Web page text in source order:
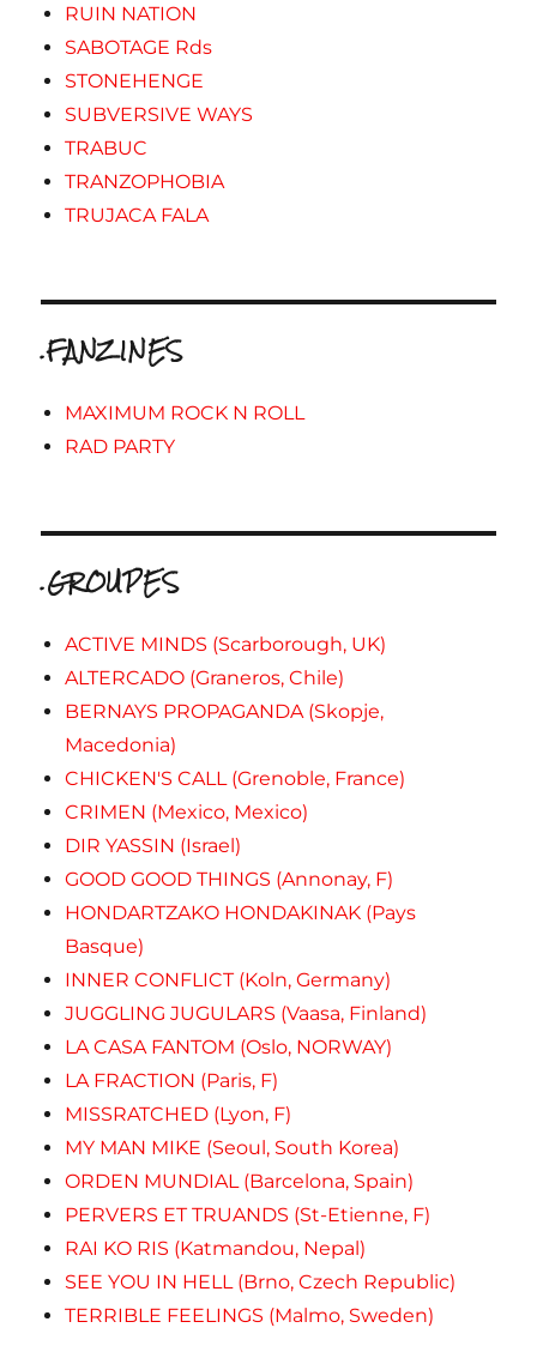
RUIN NATION
SABOTAGE Rds
STONEHENGE
SUBVERSIVE WAYS
TRABUC
TRANZOPHOBIA
TRUJACA FALA
.FANZINES
MAXIMUM ROCK N ROLL
RAD PARTY
.GROUPES
ACTIVE MINDS (Scarborough, UK)
ALTERCADO (Graneros, Chile)
BERNAYS PROPAGANDA (Skopje,
Macedonia)
CHICKEN'S CALL (Grenoble, France)
CRIMEN (Mexico, Mexico)
DIR YASSIN (Israel)
GOOD GOOD THINGS (Annonay, F)
HONDARTZAKO HONDAKINAK (Pays
Basque)
INNER CONFLICT (Koln, Germany)
JUGGLING JUGULARS (Vaasa, Finland)
LA CASA FANTOM (Oslo, NORWAY)
LA FRACTION (Paris, F)
MISSRATCHED (Lyon, F)
MY MAN MIKE (Seoul, South Korea)
ORDEN MUNDIAL (Barcelona, Spain)
PERVERS ET TRUANDS (St-Etienne, F)
RAI KO RIS (Katmandou, Nepal)
SEE YOU IN HELL (Brno, Czech Republic)
TERRIBLE FEELINGS (Malmo, Sweden)